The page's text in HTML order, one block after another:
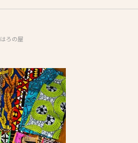
はろの屋